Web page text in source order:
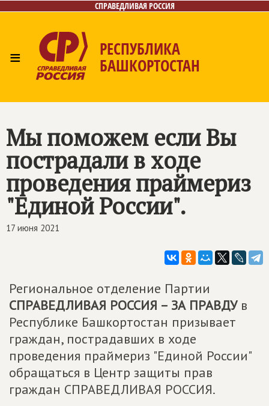
СПРАВЕДЛИВАЯ РОССИЯ
≡ РЕСПУБЛИКА
БАШКОРТОСТАН
Мы поможем если Вы
пострадали в ходе
проведения праймериз
"Единой России".
17 июня 2021
Региональное отделение Партии
СПРАВЕДЛИВАЯ РОССИЯ – ЗА ПРАВДУв
Республике Башкортостан призывает
граждан, пострадавших в ходе
проведения праймериз "Единой России"
обращаться в Центр защиты прав
граждан СПРАВЕДЛИВАЯ РОССИЯ.